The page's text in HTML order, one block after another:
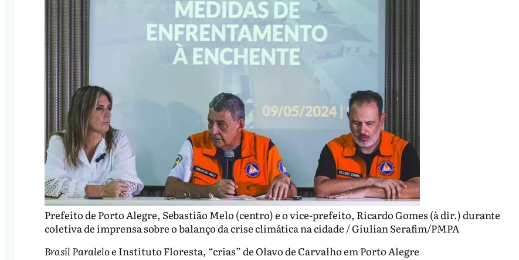
Prefeito de Porto Alegre, Sebastião Melo (centro) e o vice-prefeito, Ricardo Gomes (à dir.) durante
coletiva de imprensa sobre o balanço da crise climática na cidade / Giulian Serafim/PMPA
Brasil Paraleloe Instituto Floresta, “crias” de Olavo de Carvalho em Porto Alegre